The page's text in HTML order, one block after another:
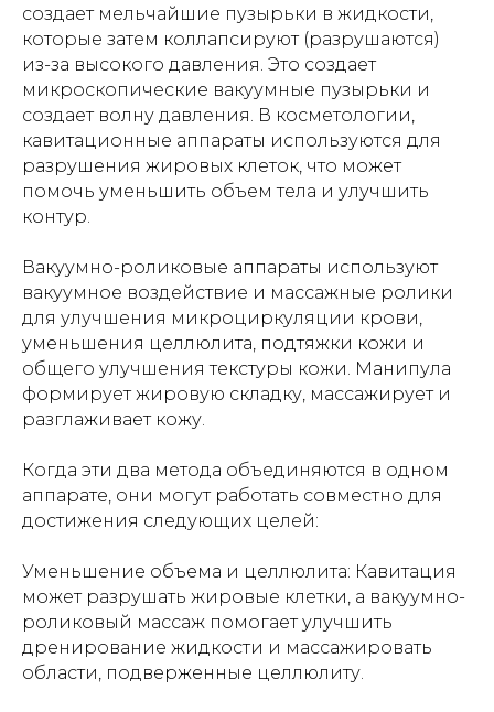
создает мельчайшие пузырьки в жидкости,
которые затем коллапсируют (разрушаются)
из-за высокого давления. Это создает
микроскопические вакуумные пузырьки и
создает волну давления. В косметологии,
кавитационные аппараты используются для
разрушения жировых клеток, что может
помочь уменьшить объем тела и улучшить
контур.
Вакуумно-роликовые аппараты используют
вакуумное воздействие и массажные ролики
для улучшения микроциркуляции крови,
уменьшения целлюлита, подтяжки кожи и
общего улучшения текстуры кожи. Манипула
формирует жировую складку, массажирует и
разглаживает кожу.
Когда эти два метода объединяются в одном
аппарате, они могут работать совместно для
достижения следующих целей:
Уменьшение объема и целлюлита: Кавитация
может разрушать жировые клетки, а вакуумно-
роликовый массаж помогает улучшить
дренирование жидкости и массажировать
области, подверженные целлюлиту.